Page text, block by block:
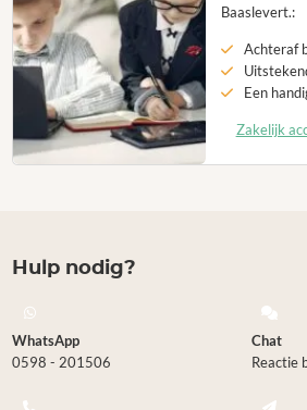
Baaslevert.:
Achteraf
Een
Zakelijk
Hulp nodig?
WhatsApp
0598 - 201506
Chat
Reactie